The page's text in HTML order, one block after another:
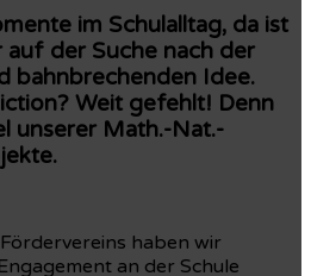
im Schulalltag, da ist
auf der Suche nach der
bahnbrechenden Idee.
Weit gefehlt! Denn
unserer Math.-Nat.-
haben wir
an der Schule